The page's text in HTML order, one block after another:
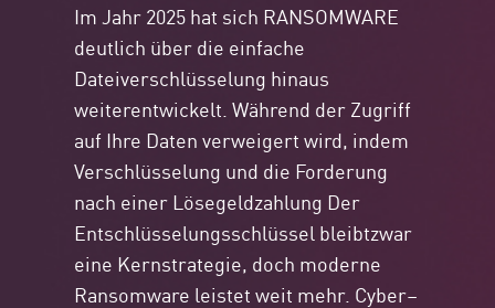
Im Jahr 2025 hat sich RANSOMWARE
deutlich über die einfache
Dateiverschlüsselung hinaus
weiterentwickelt. Während der Zugriff
auf Ihre Daten verweigert wird, indem
Verschlüsselung und die Forderung
nach einerLösegeldzahlung Der
Entschlüsselungsschlüsselbleibtzwar
eine Kernstrategie, doch moderne
Ransomware leistet weit mehr. Cyber–